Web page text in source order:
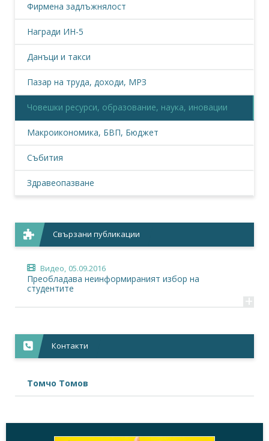
Фирмена задлъжнялост
Награди ИН-5
Данъци и такси
Пазар на труда, доходи, МРЗ
Човешки ресурси, образование, наука, иновации
Макроикономика, БВП, Бюджет
Събития
Здравеопазване
Свързани публикации
Видео, 05.09.2016
Преобладава неинформираният избор на
студентите
+
Контакти
Томчо Томов